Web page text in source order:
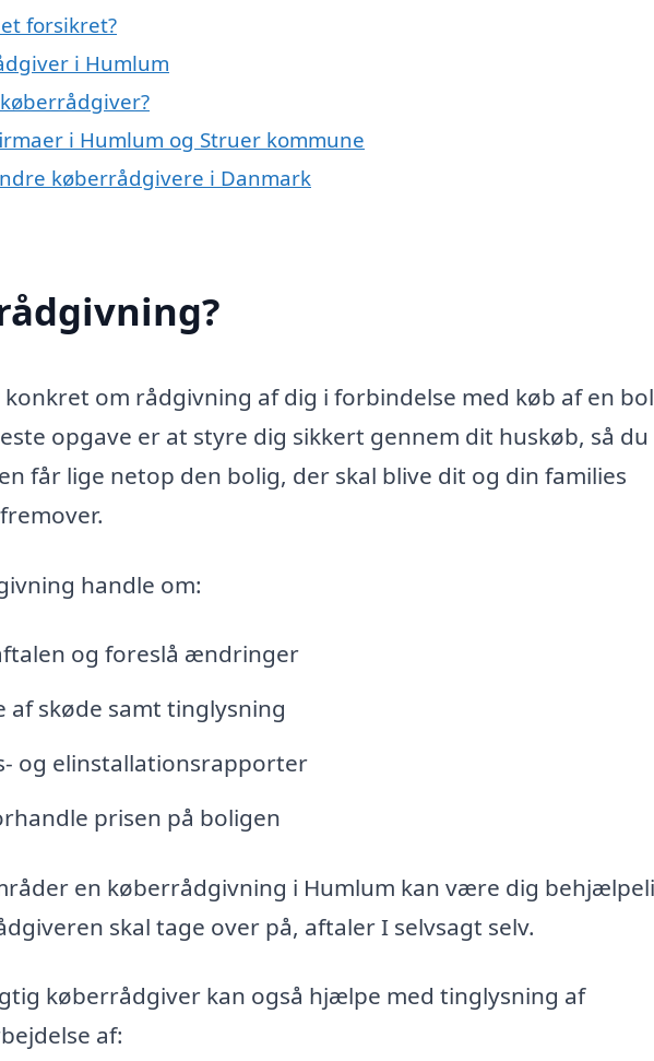
forsikret?
i Humlum
i Humlum og Struer kommune
køberrådgivere i Danmark
om rådgivning af dig i forbindelse med køb af en
opgave er at styre dig sikkert gennem dit huskøb, så du
får lige netop den bolig, der skal blive dit og din families
handle om:
og foreslå ændringer
af skøde samt tinglysning
og elinstallationsrapporter
prisen på boligen
en køberrådgivning i Humlum kan være dig
skal tage over på, aftaler I selvsagt selv.
køberrådgiver kan også hjælpe med tinglysning af
af: